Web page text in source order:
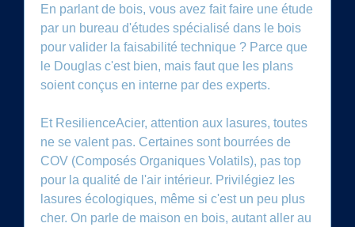
En parlant de bois, vous avez fait faire une étude
par un bureau d'études spécialisé dans le bois
pour valider la faisabilité technique ? Parce que
le Douglas c'est bien, mais faut que les plans
soient conçus en interne par des experts.
Et ResilienceAcier, attention aux lasures, toutes
ne se valent pas. Certaines sont bourrées de
COV (Composés Organiques Volatils), pas top
pour la qualité de l'air intérieur. Privilégiez les
lasures écologiques, même si c'est un peu plus
cher. On parle de maison en bois, autant aller au